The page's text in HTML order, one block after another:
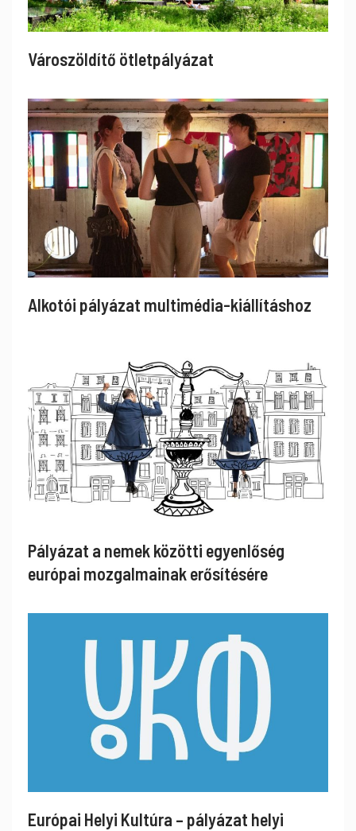
Városzöldítő ötletpályázat
Alkotói pályázat multimédia-kiállításhoz
Pályázat a nemek közötti egyenlőség
európai mozgalmainak erősítésére
Európai Helyi Kultúra – pályázat helyi